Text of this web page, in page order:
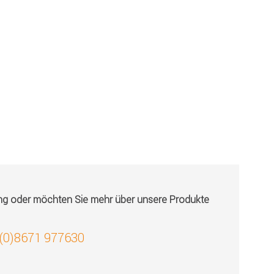
oder möchten Sie mehr über unsere Produkte
977630